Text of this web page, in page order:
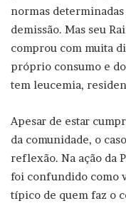
normas
demissão. Mas seu
comprou com muita
próprio consumo e
tem leucemia,
Apesar de estar
da comunidade, o
reflexão. Na ação da
foi confundido como
típico de quem faz o